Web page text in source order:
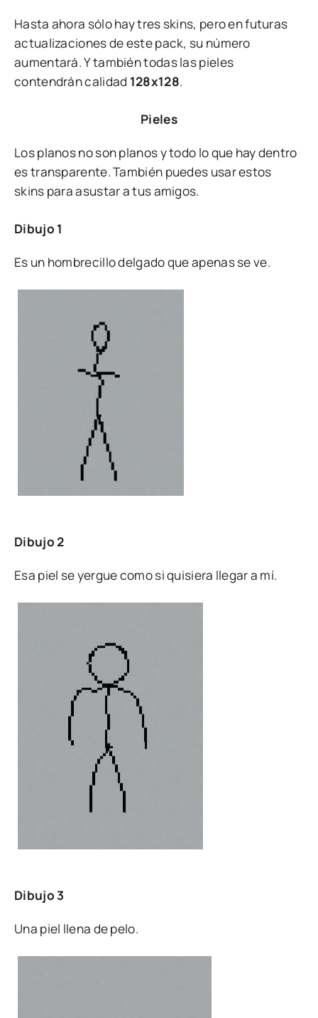
Hasta ahora sólo hay tres skins, pero en futuras
actualizaciones de este pack, su número
aumentará. Y también todas las pieles
contendrán calidad 128x128.
Pieles
Los planos no son planos y todo lo que hay dentro
es transparente. También puedes usar estos
skins para asustar a tus amigos.
Dibujo 1
Es un hombrecillo delgado que apenas se ve.
Dibujo 2
Esa piel se yergue como si quisiera llegar a mí.
Dibujo 3
Una piel llena de pelo.